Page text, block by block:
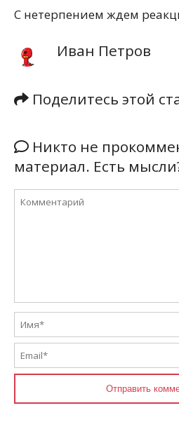
С нетерпением ждем
Иван Петров
Поделитесь этой
Никто не
материал. Есть